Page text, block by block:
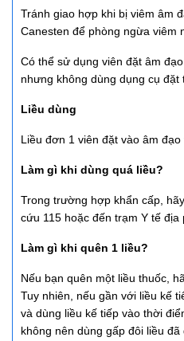
Tránh giao hợp khi bị viêm âm
Canesten để phòng ngừa viêm
Có thể sử dụng viên đặt âm
nhưng không dùng dụng cụ đặt
Liều dùng
Liều đơn 1 viên đặt vào âm đạo
Làm gì khi dùng quá liều?
Trong trường hợp khẩn cấp,
cứu 115 hoặc đến trạm Y tế
Làm gì khi quên 1 liều?
Nếu bạn quên một liều thuốc,
Tuy nhiên, nếu gần với liều kế
và dùng liều kế tiếp vào thời
không nên dùng gấp đôi liều đã